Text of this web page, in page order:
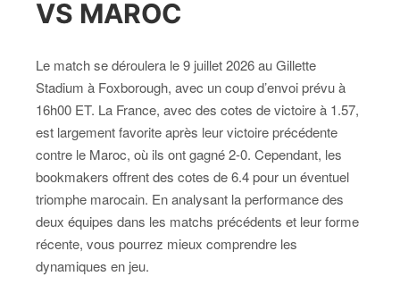
VS MAROC
Le match se déroulera le 9 juillet 2026 au Gillette
Stadium à Foxborough, avec un coup d’envoi prévu à
16h00 ET. La France, avec des cotes de victoire à 1.57,
est largement favorite après leur victoire précédente
contre le Maroc, où ils ont gagné 2-0. Cependant, les
bookmakers offrent des cotes de 6.4 pour un éventuel
triomphe marocain. En analysant la performance des
deux équipes dans les matchs précédents et leur forme
récente, vous pourrez mieux comprendre les
dynamiques en jeu.